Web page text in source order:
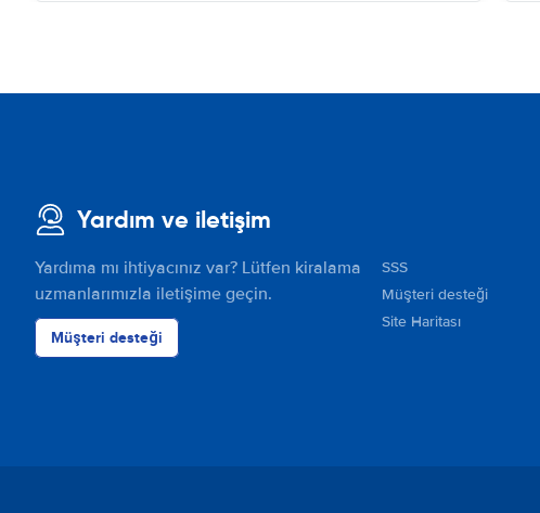
Yardım ve iletişim
Yardıma mı ihtiyacınız var? Lütfen kiralama
uzmanlarımızla iletişime geçin.
Müşteri desteği
SSS
Müşteri desteği
Site Haritası